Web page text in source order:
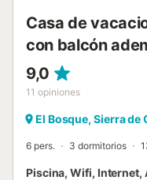
Casa de
con balcón
9,0
11 opiniones
El Bosque, Sierra de
6 pers. 3 dormitorios
Piscina, Wifi, Internet,